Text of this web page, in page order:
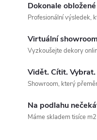
Dokonale
Profesionální výsledek,
Virtuální showroom
Vyzkoušejte dekory
Vidět. Cítit. Vybrat.
Showroom, který
Na podlahu
Máme skladem tisíce